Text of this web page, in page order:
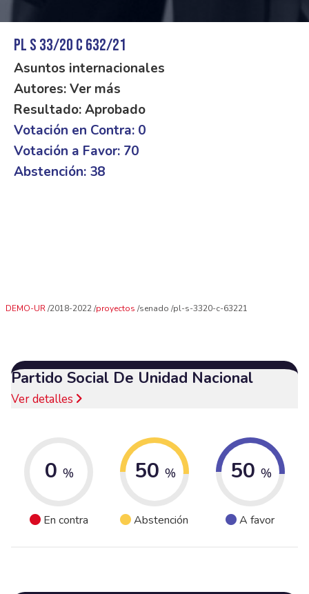
PL S 33/20 C 632/21
Asuntos internacionales
Autores: Ver más
Resultado: Aprobado
Votación en Contra: 0
Votación a Favor: 70
Abstención: 38
DEMO-UR 2018-2022 proyectos senado pl-s-3320-c-63221
Partido Social De Unidad Nacional
Ver detalles
0 %
En contra
50 %
Abstención
50 %
A favor